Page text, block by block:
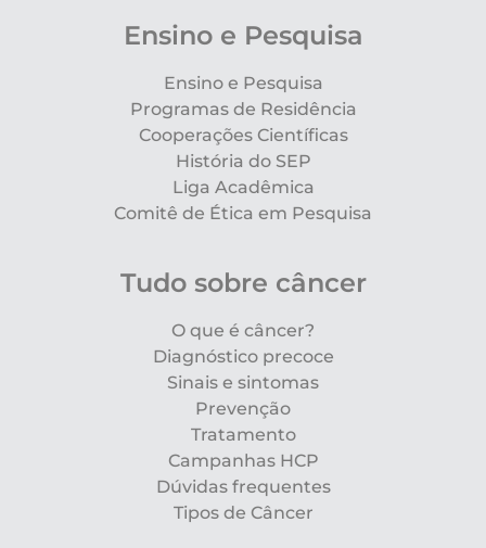
Ensino e Pesquisa
Ensino e Pesquisa
Programas de Residência
Cooperações Científicas
História do SEP
Liga Acadêmica
Comitê de Ética em Pesquisa
Tudo sobre câncer
O que é câncer?
Diagnóstico precoce
Sinais e sintomas
Prevenção
Tratamento
Campanhas HCP
Dúvidas frequentes
Tipos de Câncer